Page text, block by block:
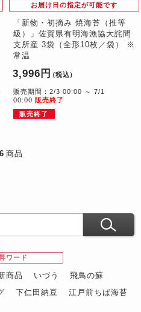
お届け日の指定が可能です
「新物・初摘み 焼海苔（推等
級）」佐賀県有明海漁協大詫間
支所産 3袋（全形10枚／袋） ※
常温
3,996円 （税込）
販売期間：2/3 00:00 ～ 7/1
00:00 販売終了
販売終了
6 商品
ワード
商品 いづう
飛鳥の蘇
下仁田納豆
江戸前ちば海苔